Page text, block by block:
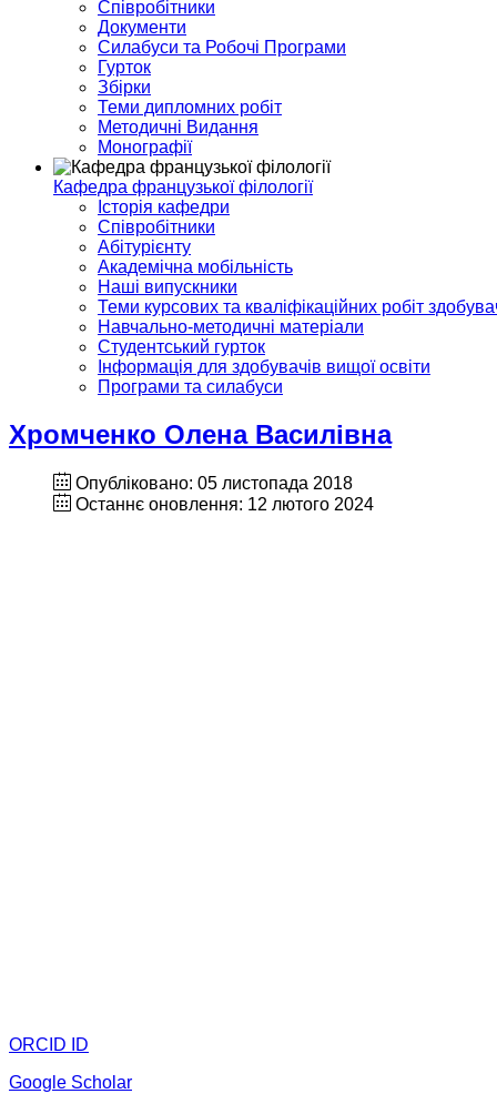
Співробітники
Документи
Силабуси та Робочі Програми
Гурток
Збірки
Теми дипломних робіт
Методичні Видання
Монографії
Кафедра французької філології
Історія кафедри
Співробітники
Абітурієнту
Академічна мобільність
Наші випускники
Теми курсових та кваліфікаційних робіт
Навчально-методичні матеріали
Студентський гурток
Інформація для здобувачів вищої освіти
Програми та силабуси
Хромченко Олена Василівна
Опубліковано: 05 листопада 2018
Останнє оновлення: 12 лютого 2024
ORCID ID
Google Scholar